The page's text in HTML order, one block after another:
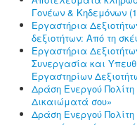
Γονέων & Κηδεμόνων
Εργαστήρια
δεξιοτήτων: Από τη
Εργαστήρια
Συνεργασία και
Εργαστηρίων
Δράση Ενεργού
Δικαιώματά σου»
Δράση Ενεργού